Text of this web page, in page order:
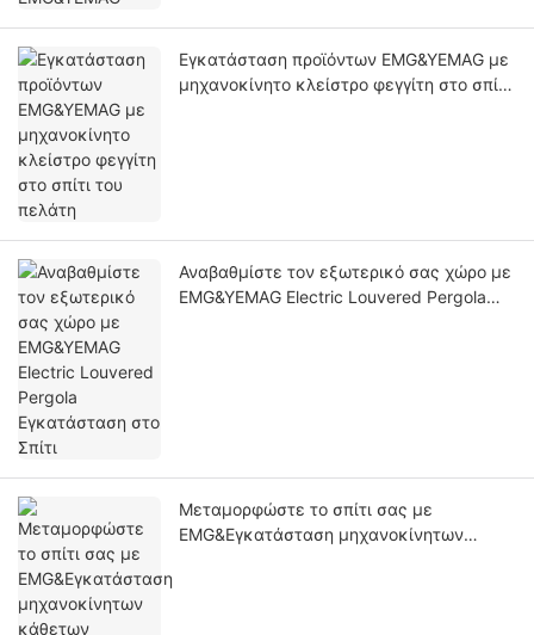
Εγκατάσταση προϊόντων EMG&YEMAG με
μηχανοκίνητο κλείστρο φεγγίτη στο σπίτι
Αναβαθμίστε τον εξωτερικό σας χώρο με
EMG&YEMAG Electric Louvered Pergola
Μεταμορφώστε το σπίτι σας με
EMG&Εγκατάσταση μηχανοκίνητων